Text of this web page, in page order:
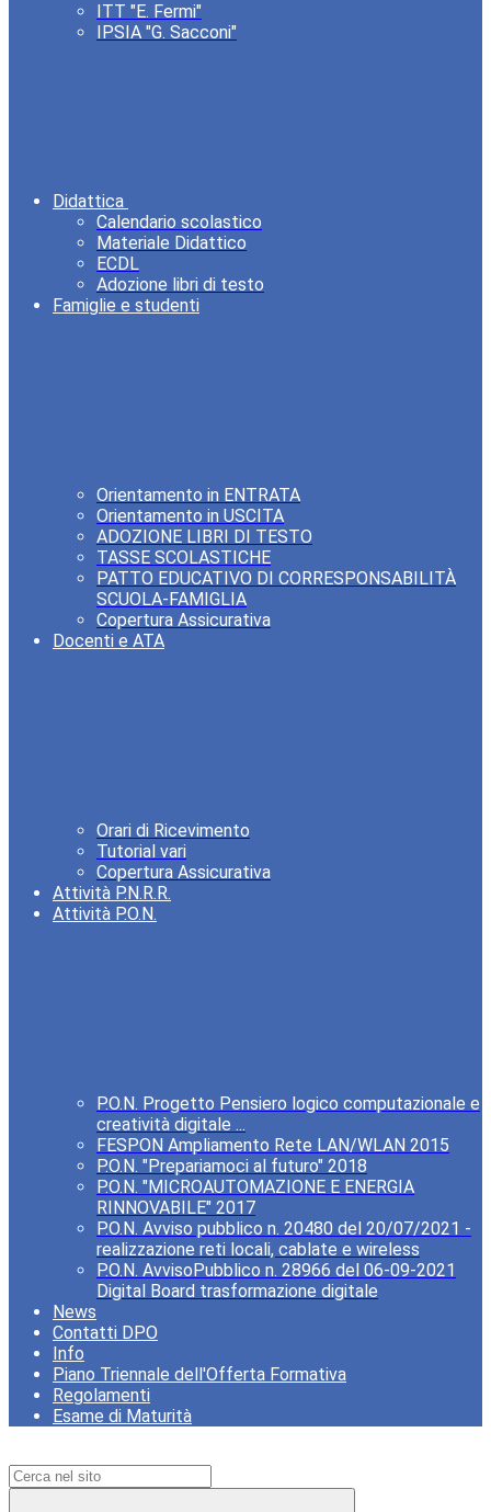
ITT "E. Fermi"
IPSIA "G. Sacconi"
Didattica
Calendario scolastico
Materiale Didattico
ECDL
Adozione libri di testo
Famiglie e studenti
Orientamento in ENTRATA
Orientamento in USCITA
ADOZIONE LIBRI DI TESTO
TASSE SCOLASTICHE
PATTO EDUCATIVO DI CORRESPONSABILITÀ
SCUOLA-FAMIGLIA
Copertura Assicurativa
Docenti e ATA
Orari di Ricevimento
Tutorial vari
Copertura Assicurativa
Attività P.N.R.R.
Attività P.O.N.
P.O.N. Progetto Pensiero logico computazionale e
creatività digitale ...
FESPON Ampliamento Rete LAN/WLAN 2015
P.O.N. "Prepariamoci al futuro" 2018
P.O.N. "MICROAUTOMAZIONE E ENERGIA
RINNOVABILE" 2017
P.O.N. Avviso pubblico n. 20480 del 20/07/2021 -
realizzazione reti locali, cablate e wireless
P.O.N. AvvisoPubblico n. 28966 del 06-09-2021
Digital Board trasformazione digitale
News
Contatti DPO
Info
Piano Triennale dell'Offerta Formativa
Regolamenti
Esame di Maturità